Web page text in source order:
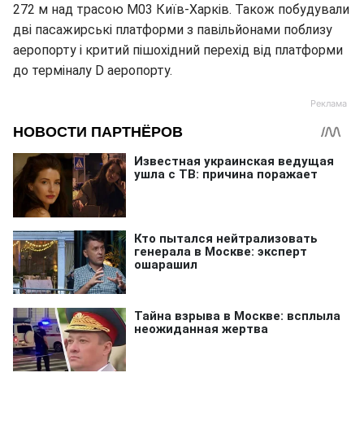
272 м над трасою M03 Київ-Харків. Також побудували
дві пасажирські платформи з павільйонами поблизу
аеропорту і критий пішохідний перехід від платформи
до терміналу D аеропорту.